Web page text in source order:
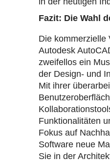
Fazit: Die Wahl
Die kommerzielle
Autodesk
zweifellos ein
der Design- und
Mit ihrer
Funktionalitäten
Fokus auf
Software neue
Sie in der